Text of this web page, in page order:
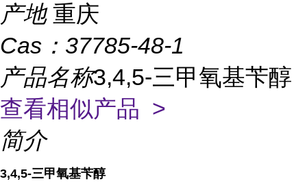
产地 重庆
Cas： 37785-48-1
产品名称3,4,5-三甲氧基苄醇
查看相似产品 >
简介
3,4,5-三甲氧基苄醇